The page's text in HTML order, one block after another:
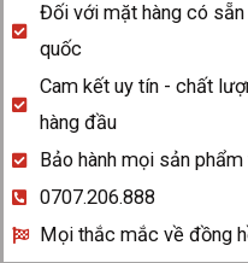
Đối với mặt hàng có
quốc
Cam kết uy tín - chất
hàng đầu
Bảo hành mọi sản
0707.206.888
Mọi thắc mắc về đồng